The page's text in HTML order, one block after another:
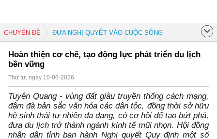
CHUYÊN ĐỀ ĐƯA NGHỊ QUYẾT VÀO CUỘC SỐNG
Hoàn thiện cơ chế, tạo động lực phát triển du lịch
bền vững
Thứ tư, ngày 10-06-2026
Tuyên Quang - vùng đất giàu truyền thống cách mạng,
đậm đà bản sắc văn hóa các dân tộc, đồng thời sở hữu
hệ sinh thái tự nhiên đa dạng, có cơ hội để tạo bứt phá,
đưa du lịch trở thành ngành kinh tế mũi nhọn. Hội đồng
nhân dân tỉnh ban hành Nghị quyết Quy định một số